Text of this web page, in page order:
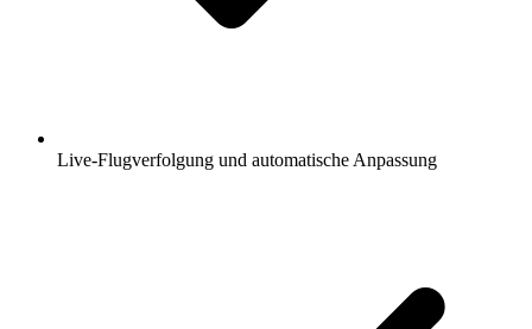
Live-Flugverfolgung und automatische Anpassung